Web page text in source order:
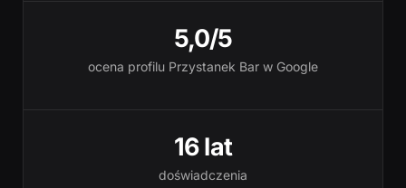
5,0/5
ocena profilu Przystanek Bar w Google
16 lat
doświadczenia